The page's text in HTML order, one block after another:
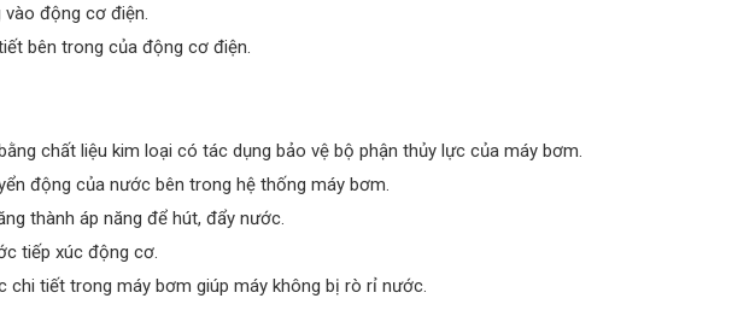
động cơ điện.
bên trong của động cơ điện.
chất liệu kim loại có tác dụng bảo vệ bộ phận thủy lực của máy bơm.
động của nước bên trong hệ thống máy bơm.
thành áp năng để hút, đẩy nước.
tiếp xúc động cơ.
chi tiết trong máy bơm giúp máy không bị rò rỉ nước.